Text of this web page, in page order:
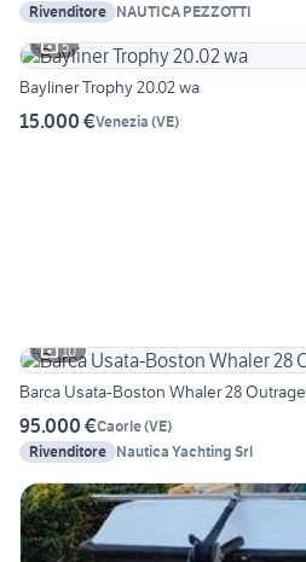
Rivenditore NAUTICA PEZZOTTI
5
Bayliner Trophy 20.02 wa
15.000 €Venezia (VE)
10
Barca Usata-Boston Whaler 28 Outrage
95.000 €Caorle(VE)
Rivenditore Nautica Yachting Srl